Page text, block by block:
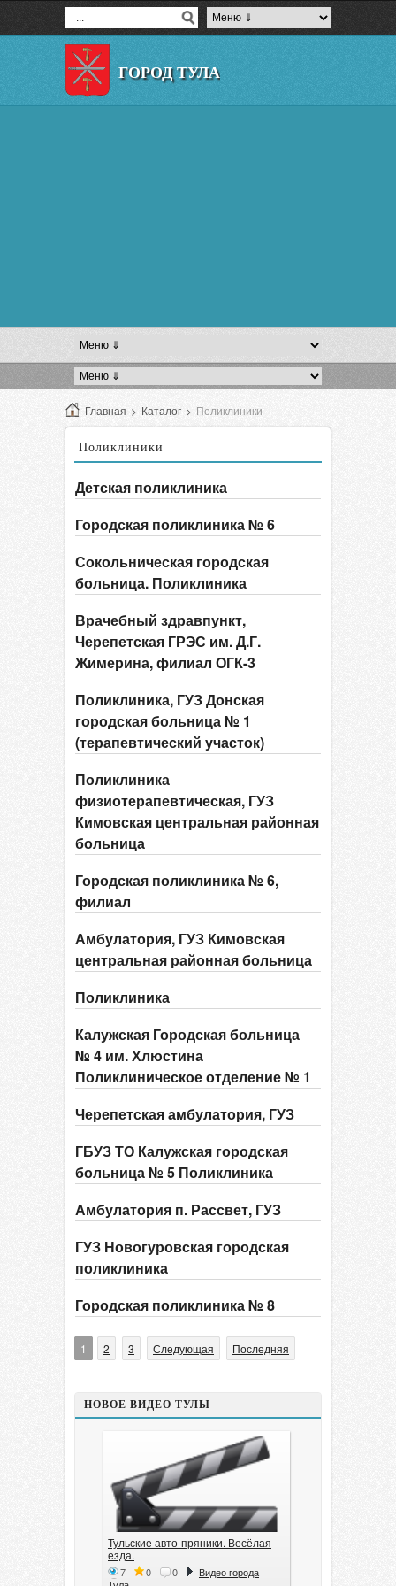
ГОРОД ТУЛА
Главная > Каталог > Поликлиники
Поликлиники
Детская поликлиника
Городская поликлиника № 6
Сокольническая городская
больница. Поликлиника
Врачебный здравпункт,
Черепетская ГРЭС им. Д.Г.
Жимерина, филиал ОГК-3
Поликлиника, ГУЗ Донская
городская больница № 1
(терапевтический участок)
Поликлиника
физиотерапевтическая, ГУЗ
Кимовская центральная районная
больница
Городская поликлиника № 6,
филиал
Амбулатория, ГУЗ Кимовская
центральная районная больница
Поликлиника
Калужская Городская больница
№ 4 им. Хлюстина
Поликлиническое отделение № 1
Черепетская амбулатория, ГУЗ
ГБУЗ ТО Калужская городская
больница № 5 Поликлиника
Амбулатория п. Рассвет, ГУЗ
ГУЗ Новогуровская городская
поликлиника
Городская поликлиника № 8
1 2 3 Следующая Последняя
НОВОЕ ВИДЕО ТУЛЫ
Тульские авто-пряники. Весёлая
езда.
7 0 0
Видео города